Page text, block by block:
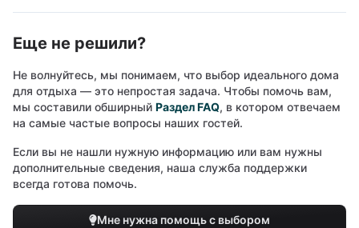
Еще не решили?
Не волнуйтесь, мы понимаем, что выбор идеального дома
для отдыха — это непростая задача. Чтобы помочь вам,
мы составили обширный Раздел FAQ, в котором отвечаем
на самые частые вопросы наших гостей.
Если вы не нашли нужную информацию или вам нужны
дополнительные сведения, наша служба поддержки
всегда готова помочь.
Мне нужна помощь с выбором